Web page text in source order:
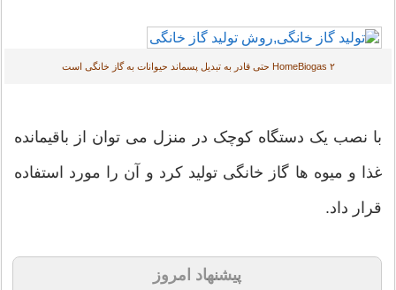
HomeBiogas ۲ حتی قادر به تبدیل پسماند حیوانات به گاز خانگی است
با نصب یک دستگاه کوچک در منزل می توان از باقیمانده
غذا و میوه ها گاز خانگی تولید کرد و آن را مورد استفاده
قرار داد.
پیشنهاد امروز